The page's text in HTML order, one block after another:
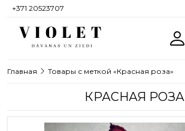
+371 20523707
Главная Товары с меткой «Красная роза»
КРАСНАЯ РОЗА